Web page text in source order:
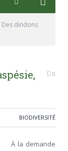
Des dindons
0
BIODIVERSITÉ
À la demande